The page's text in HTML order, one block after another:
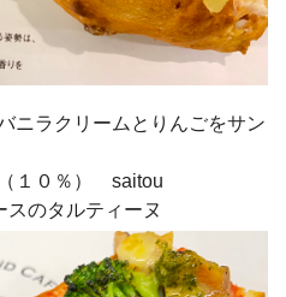
ニラクリームとりんごをサン
１０％） saitou
のタルティーヌ